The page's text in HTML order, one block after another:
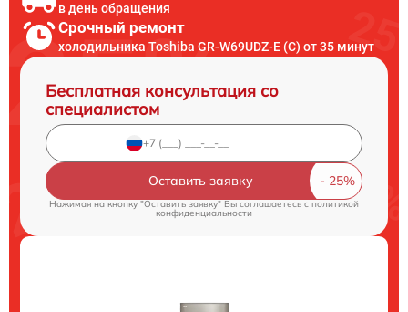
в день обращения
Срочный ремонт
холодильника Toshiba GR-W69UDZ-E (C) от 35 минут
Бесплатная консультация со
специалистом
Оставить заявку
Нажимая на кнопку "Оставить заявку" Вы соглашаетесь cполитикой
конфиденциальности